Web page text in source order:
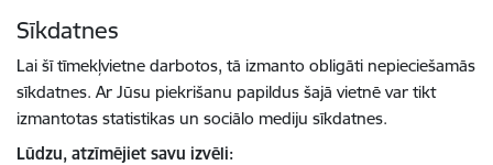
Sīkdatnes
Lai šī tīmekļvietne darbotos, tā izmanto obligāti nepieciešamās
sīkdatnes. Ar Jūsu piekrišanu papildus šajā vietnē var tikt
izmantotas statistikas un sociālo mediju sīkdatnes.
Lūdzu, atzīmējiet savu izvēli: